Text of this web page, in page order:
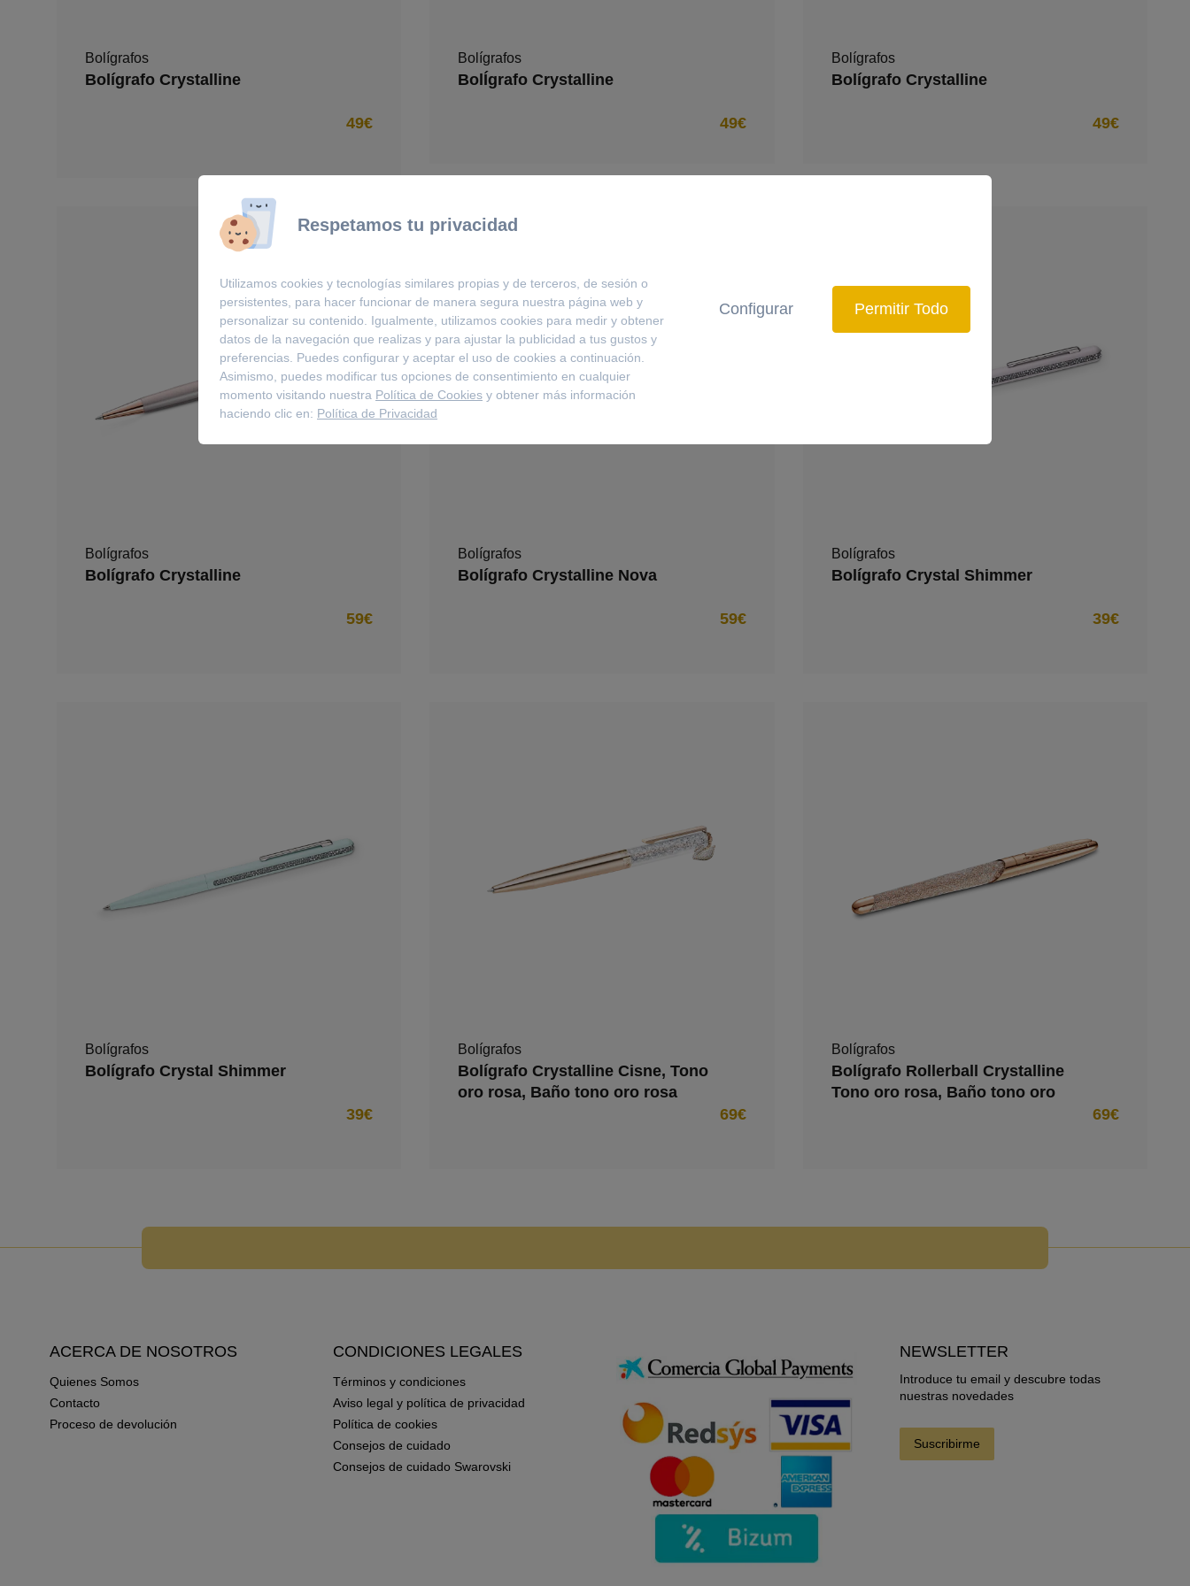
Bolígrafos
Bolígrafo Crystalline
49€
Bolígrafos
BolÍgrafo Crystalline
49€
Bolígrafos
Bolígrafo Crystalline
49€
Bolígrafos
Bolígrafo Crystalline
59€
Bolígrafos
Bolígrafo Crystalline Nova
59€
Bolígrafos
Bolígrafo Crystal Shimmer
39€
Bolígrafos
Bolígrafo Crystal Shimmer
39€
Bolígrafos
Bolígrafo Crystalline Cisne, Tono
oro rosa, Baño tono oro rosa
69€
Bolígrafos
Bolígrafo Rollerball Crystalline
Tono oro rosa, Baño tono oro
69€
ACERCA DE NOSOTROS
Quienes Somos
Contacto
Proceso de devolución
CONDICIONES LEGALES
Términos y condiciones
Aviso legal y política de privacidad
Política de cookies
Consejos de cuidado
Consejos de cuidado Swarovski
NEWSLETTER
Introduce tu email y descubre todas
nuestras novedades
Suscribirme
Respetamos tu privacidad
Utilizamos cookies y tecnologías similares propias y de terceros, de sesión o
persistentes, para hacer funcionar de manera segura nuestra página web y
personalizar su contenido. Igualmente, utilizamos cookies para medir y obtener
datos de la navegación que realizas y para ajustar la publicidad a tus gustos y
preferencias. Puedes configurar y aceptar el uso de cookies a continuación.
Asimismo, puedes modificar tus opciones de consentimiento en cualquier
momento visitando nuestra Política de Cookies y obtener más información
haciendo clic en: Política de Privacidad
Configurar Permitir Todo